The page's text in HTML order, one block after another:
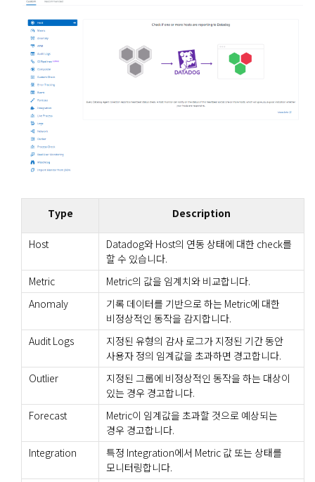
Type Description
Host
Datadog와 Host의 연동 상태에 대한 check를
할 수 있습니다.
Metric
Metric의 값을 임계치와 비교합니다.
Anomaly
기록 데이터를 기반으로 하는 Metric에 대한
비정상적인 동작을 감지합니다.
Audit Logs
지정된 유형의 감사 로그가 지정된 기간 동안
사용자 정의 임계값을 초과하면 경고합니다.
Outlier
지정된 그룹에 비정상적인 동작을 하는 대상이
있는 경우 경고합니다.
Forecast
Metric이 임계값을 초과할 것으로 예상되는
경우 경고합니다.
Integration
특정 Integration에서 Metric 값 또는 상태를
모니터링합니다.